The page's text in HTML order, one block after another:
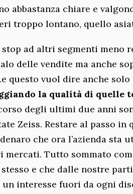
abbastanza chiare e
troppo lontano, quello
ad altri segmenti meno
delle vendite ma anche
questo vuol dire anche solo
la qualità di quelle
degli ultimi due anni
Zeiss. Restare al passo in
che ora l’azienda sta
mercati. Tutto sommato
e che dalle nostre
interesse fuori da ogni